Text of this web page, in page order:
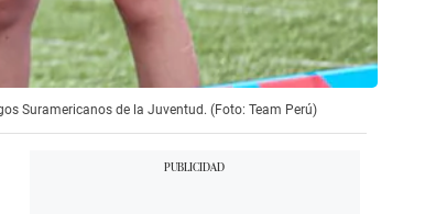
Suramericanos de la Juventud. (Foto: Team Perú)